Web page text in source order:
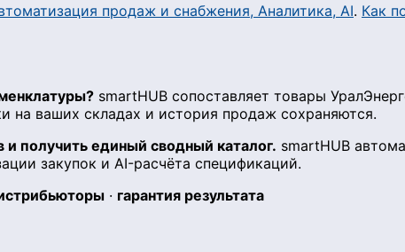
продаж и снабжения, Аналитика, AI. Как
smartHUB сопоставляет товары
на ваших складах и история продаж сохраняются.
получить единый сводный каталог. smartHUB
закупок и AI-расчёта спецификаций.
· гарантия результата